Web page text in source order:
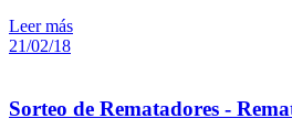
Leer más
21/02/18
Sorteo de Rematadores -